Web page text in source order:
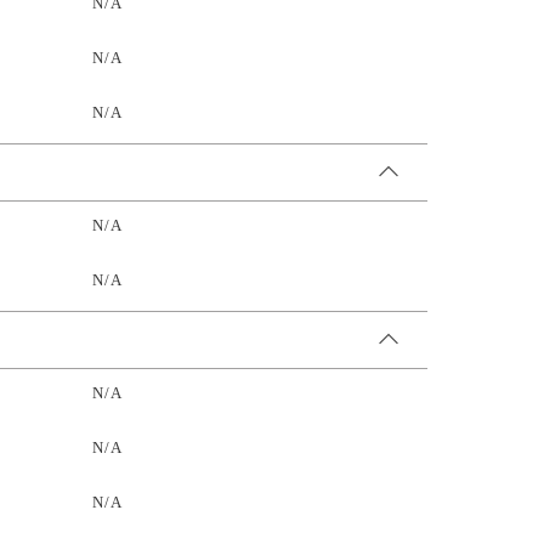
N/A
N/A
N/A
N/A
N/A
N/A
N/A